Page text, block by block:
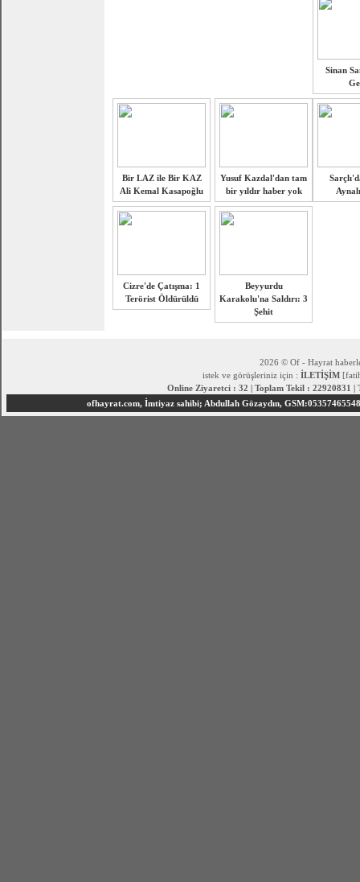
Sinan
Bir LAZ ile Bir KAZ
Ali Kemal Kasapoğlu
Yusuf Kazdal'dan tam
bir yıldır haber yok
Cizre'de Çatışma: 1
Terörist Öldürüldü
Beyyurdu
Karakolu'na Saldırı: 3
Şehit
2026 © Of - Hayrat
istek ve görüşleriniz için : İLETİŞİM
Online Ziyaretci : 32 | Toplam Tekil : 22920831 |
ofhayrat.com, İmtiyaz sahibi; Abdullah Gözaydın,